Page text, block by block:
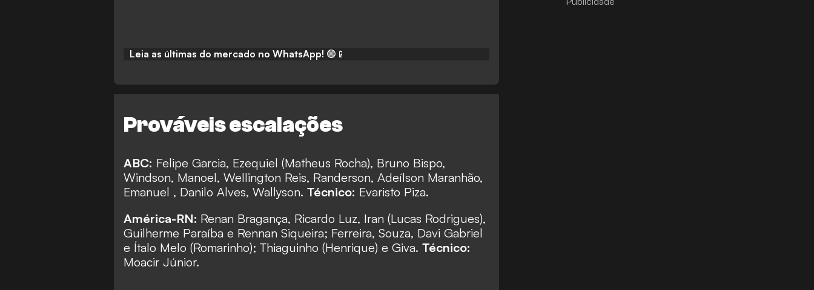
Leia as últimas do mercado no WhatsApp! 🟢📱
Prováveis escalações
ABC: Felipe Garcia, Ezequiel (Matheus Rocha), Bruno Bispo,
Windson, Manoel, Wellington Reis, Randerson, Adeílson Maranhão,
Emanuel , Danilo Alves, Wallyson. Técnico: Evaristo Piza.
América-RN: Renan Bragança, Ricardo Luz, Iran (Lucas Rodrigues),
Guilherme Paraíba e Rennan Siqueira; Ferreira, Souza, Davi Gabriel
e Ítalo Melo (Romarinho); Thiaguinho (Henrique) e Giva. Técnico:
Moacir Júnior.